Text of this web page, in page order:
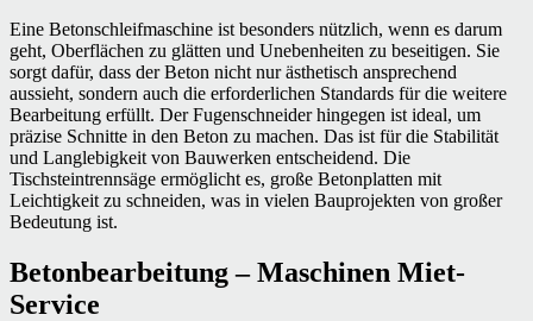
Eine Betonschleifmaschine ist besonders nützlich, wenn es darum
geht, Oberflächen zu glätten und Unebenheiten zu beseitigen. Sie
sorgt dafür, dass der Beton nicht nur ästhetisch ansprechend
aussieht, sondern auch die erforderlichen Standards für die weitere
Bearbeitung erfüllt. Der Fugenschneider hingegen ist ideal, um
präzise Schnitte in den Beton zu machen. Das ist für die Stabilität
und Langlebigkeit von Bauwerken entscheidend. Die
Tischsteintrennsäge ermöglicht es, große Betonplatten mit
Leichtigkeit zu schneiden, was in vielen Bauprojekten von großer
Bedeutung ist.
Betonbearbeitung – Maschinen Miet-
Service